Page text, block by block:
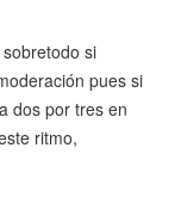
si
pues si
dos por tres en
ritmo,